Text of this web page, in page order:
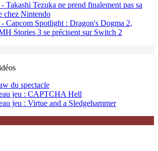
Takashi Tezuka ne prend finalement pas sa
chez Nintendo
Capcom Spotlight : Dragon's Dogma 2,
Stories 3 se précisent sur Switch 2
du spectacle
jeu : CAPTCHA Hell
jeu : Virtue and a Sledgehammer